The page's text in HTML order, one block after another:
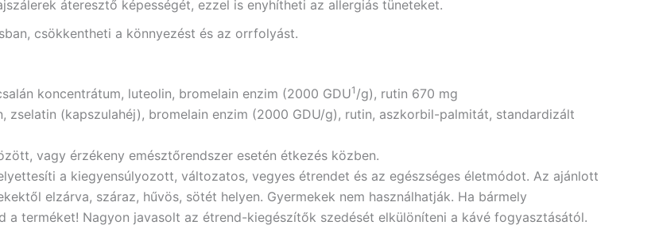
áteresztő képességét, ezzel is enyhítheti az allergiás tüneteket.
csökkentheti a könnyezést és az orrfolyást.
koncentrátum, luteolin, bromelain enzim (2000 GDU1 /g), rutin 670 mg
zselatin (kapszulahéj), bromelain enzim (2000 GDU/g), rutin, aszkorbil-palmitát, standardizált
vagy érzékeny emésztőrendszer esetén étkezés közben.
a kiegyensúlyozott, változatos, vegyes étrendet és az egészséges életmódot. Az ajánlott
elzárva, száraz, hűvös, sötét helyen. Gyermekek nem használhatják. Ha bármely
a terméket! Nagyon javasolt az étrend-kiegészítők szedését elkülöníteni a kávé fogyasztásától.